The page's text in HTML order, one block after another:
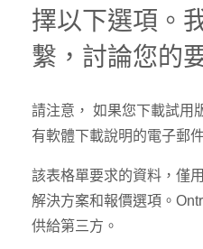
擇以下選項。
繫，討論您的
請注意， 如果您下載試用
有軟體下載說明的電子郵
該表格單要求的資料，僅
解決方案和報價選項。
供給第三方。